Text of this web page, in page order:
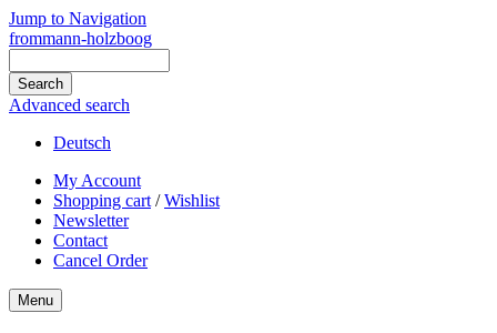
Jump to Navigation
frommann-holzboog
Advanced search
Deutsch
My Account
Shopping cart /Wishlist
Newsletter
Contact
Cancel Order
Menu